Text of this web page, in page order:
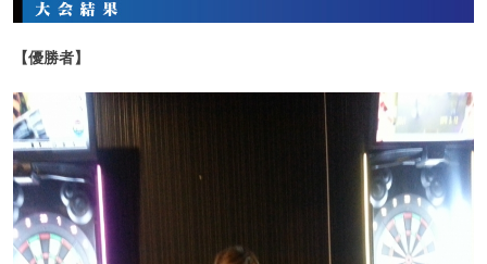
【優勝者】